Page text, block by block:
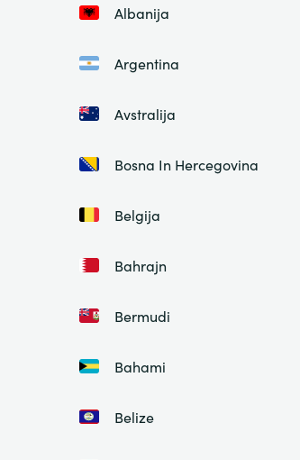
Albanija
Argentina
Avstralija
Bosna In Hercegovina
Belgija
Bahrajn
Bermudi
Bahami
Belize